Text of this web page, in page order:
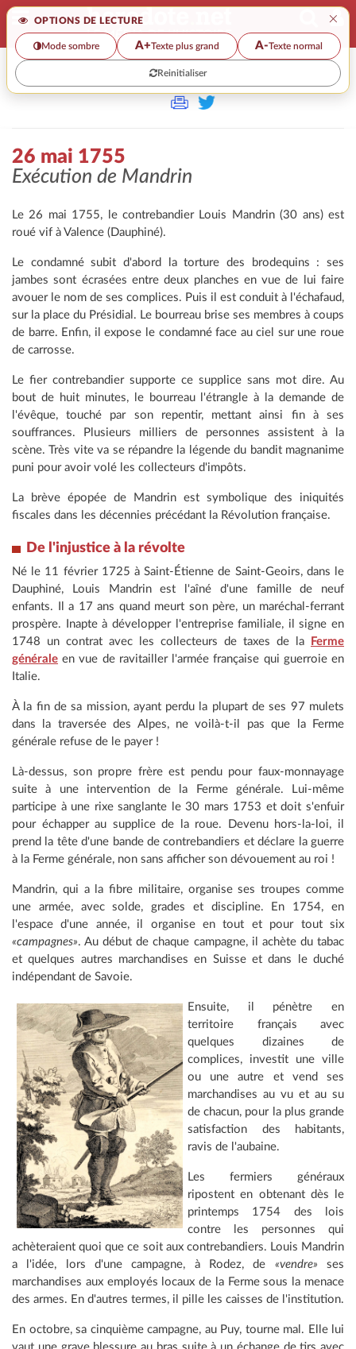
OPTIONS DE LECTURE ×
Mode sombre A+Texte plus grand A-Texte normal
Reinitialiser
>
26 mai 1755
Exécution de Mandrin
Le 26 mai 1755, le contrebandier Louis Mandrin (30 ans) est
roué vif à Valence (Dauphiné).
Le condamné subit d'abord la torture des brodequins : ses
jambes sont écrasées entre deux planches en vue de lui faire
avouer le nom de ses complices. Puis il est conduit à l'échafaud,
sur la place du Présidial. Le bourreau brise ses membres à coups
de barre. Enfin, il expose le condamné face au ciel sur une roue
de carrosse.
Le fier contrebandier supporte ce supplice sans mot dire. Au
bout de huit minutes, le bourreau l'étrangle à la demande de
l'évêque, touché par son repentir, mettant ainsi fin à ses
souffrances. Plusieurs milliers de personnes assistent à la
scène. Très vite va se répandre la légende du bandit magnanime
puni pour avoir volé les collecteurs d'impôts.
La brève épopée de Mandrin est symbolique des iniquités
fiscales dans les décennies précédant la Révolution française.
De l'injustice à la révolte
Né le 11 février 1725 à Saint-Étienne de Saint-Geoirs, dans le
Dauphiné, Louis Mandrin est l'aîné d'une famille de neuf
enfants. Il a 17 ans quand meurt son père, un maréchal-ferrant
prospère. Inapte à développer l'entreprise familiale, il signe en
1748 un contrat avec les collecteurs de taxes de la
Ferme
générale en vue de ravitailler l'armée française qui guerroie en
Italie.
À la fin de sa mission, ayant perdu la plupart de ses 97 mulets
dans la traversée des Alpes, ne voilà-t-il pas que la Ferme
générale refuse de le payer !
Là-dessus, son propre frère est pendu pour faux-monnayage
suite à une intervention de la Ferme générale. Lui-même
participe à une rixe sanglante le 30 mars 1753 et doit s'enfuir
pour échapper au supplice de la roue. Devenu hors-la-loi, il
prend la tête d'une bande de contrebandiers et déclare la guerre
à la Ferme générale, non sans afficher son dévouement au roi !
Mandrin, qui a la fibre militaire, organise ses troupes comme
une armée, avec solde, grades et discipline. En 1754, en
l'espace d'une année, il organise en tout et pour tout six
«campagnes». Au début de chaque campagne, il achète du tabac
et quelques autres marchandises en Suisse et dans le duché
indépendant de Savoie.
Ensuite, il pénètre en
territoire français avec
quelques dizaines de
complices, investit une ville
ou une autre et vend ses
marchandises au vu et au su
de chacun, pour la plus grande
satisfaction des habitants,
ravis de l'aubaine.
Les fermiers généraux
ripostent en obtenant dès le
printemps 1754 des lois
contre les personnes qui
achèteraient quoi que ce soit aux contrebandiers. Louis Mandrin
a l'idée, lors d'une campagne, à Rodez, de «vendre» ses
marchandises aux employés locaux de la Ferme sous la menace
des armes. En d'autres termes, il pille les caisses de l'institution.
En octobre, sa cinquième campagne, au Puy, tourne mal. Elle lui